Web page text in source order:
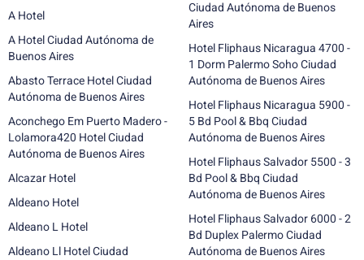
A Hotel
A Hotel Ciudad Autónoma de
Buenos Aires
Abasto Terrace Hotel Ciudad
Autónoma de Buenos Aires
Aconchego Em Puerto Madero -
Lolamora420 Hotel Ciudad
Autónoma de Buenos Aires
Alcazar Hotel
Aldeano Hotel
Aldeano L Hotel
Aldeano Ll Hotel Ciudad
Ciudad Autónoma de Buenos
Aires
Hotel Fliphaus Nicaragua 4700 -
1 Dorm Palermo Soho Ciudad
Autónoma de Buenos Aires
Hotel Fliphaus Nicaragua 5900 -
5 Bd Pool & Bbq Ciudad
Autónoma de Buenos Aires
Hotel Fliphaus Salvador 5500 - 3
Bd Pool & Bbq Ciudad
Autónoma de Buenos Aires
Hotel Fliphaus Salvador 6000 - 2
Bd Duplex Palermo Ciudad
Autónoma de Buenos Aires